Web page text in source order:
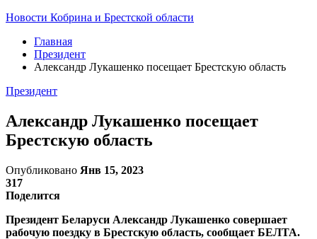
Новости Кобрина и Брестской области
Главная
Президент
Александр Лукашенко посещает Брестскую область
Президент
Александр Лукашенко посещает
Брестскую область
Опубликовано Янв 15, 2023
317
Поделится
Президент Беларуси Александр Лукашенко совершает
рабочую поездку в Брестскую область, сообщает БЕЛТА.